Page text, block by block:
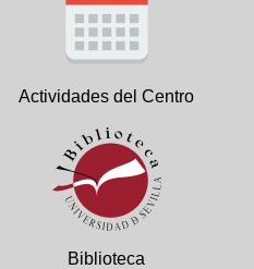
Actividades del Centro
Biblioteca